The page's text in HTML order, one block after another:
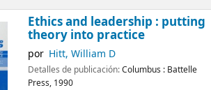
Ethics and leadership : putting
theory into practice
por Hitt, William D
Detalles de publicación:Columbus : Battelle
Press, 1990